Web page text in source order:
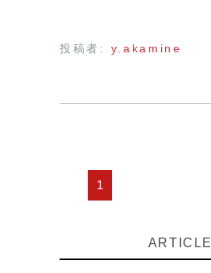
投稿者: y.akamine
1
ARTICLE